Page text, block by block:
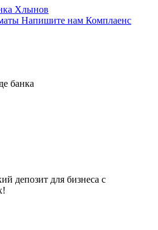
Хлынов
Напишите нам Комплаенс
банка
депозит для бизнеса с